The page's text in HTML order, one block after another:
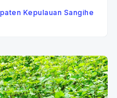
Pemilihan
Kepulauan Sangihe